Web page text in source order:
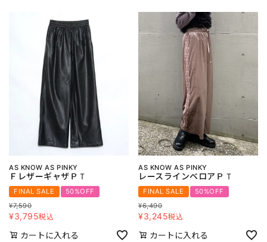
AS KNOW AS PINKY
ＦレザーギャザＰＴ
FINAL SALE
50%OFF
¥7,590
¥3,795税込
カートに入れる
AS KNOW AS PINKY
レースラインベロアＰＴ
FINAL SALE
50%OFF
¥6,490
¥3,245税込
カートに入れる